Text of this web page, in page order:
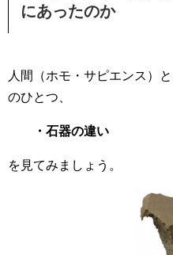
にあったのか
人間（ホモ・サピエンス）
のひとつ、
・石器の違い
を見てみましょう。